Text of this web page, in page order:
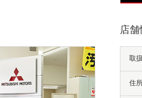
店舗
取
住